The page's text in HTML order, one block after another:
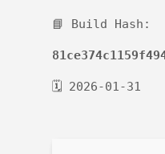
📘 Build Hash:
🗓 2026-01-31